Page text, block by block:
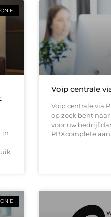
in
Voip centrale
Voip centrale via
op zoek bent
voor uw bedrijf
PBXcomplete